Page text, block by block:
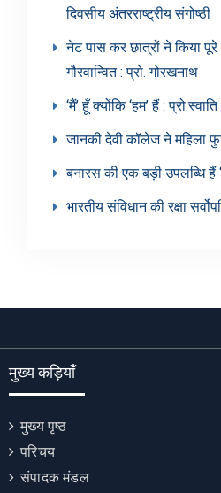
दिवसीय अंतरराष्ट्रीय संगोष्ठी
नेट पास कर छात्रों ने किया पूरे
गौरवान्वित : प्रो. गोरखनाथ
‘मैं’ हूँ क्योंकि ‘हम’ हैं :
जानकी देवी कॉलेज ने महिला
बनारस की एक बड़ी उपलब्धि हैं
भारतीय संविधान की रक्षा
मुख्य कड़ियाँ
मुख्य पृष्ठ
परिचय
संपादक मंडल